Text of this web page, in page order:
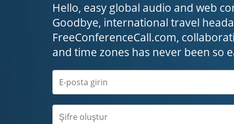
Hello, easy global audio and web
Goodbye, international travel
FreeConferenceCall.com,
and time zones has never been so